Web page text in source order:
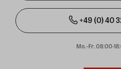
+49 (0) 40
Mo.-Fr. 08:00-